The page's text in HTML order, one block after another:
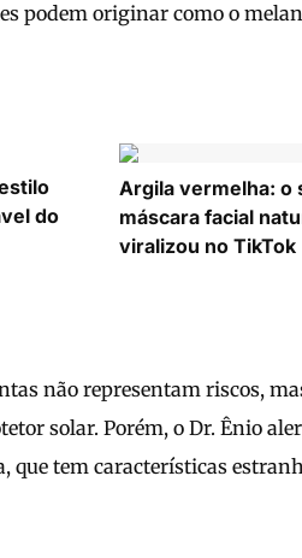
podem originar como o
do
Argila vermelha: o
máscara facial
viralizou no TikTok
não representam riscos,
solar. Porém, o Dr. Ênio
que tem características